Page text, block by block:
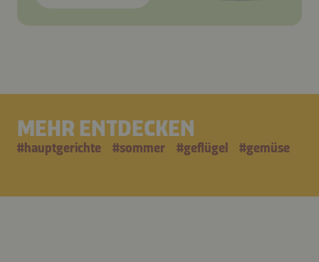
MEHR ENTDECKEN
#hauptgerichte #sommer #geflügel #gemüse